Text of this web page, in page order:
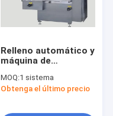
Relleno automático y
máquina de
tubo
MOQ:1 sistema
Obtenga el último precio